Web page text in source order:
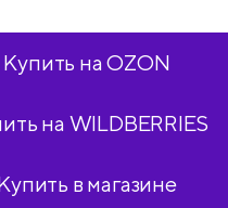
Купить на OZON
на WILDBERRIES
в магазине